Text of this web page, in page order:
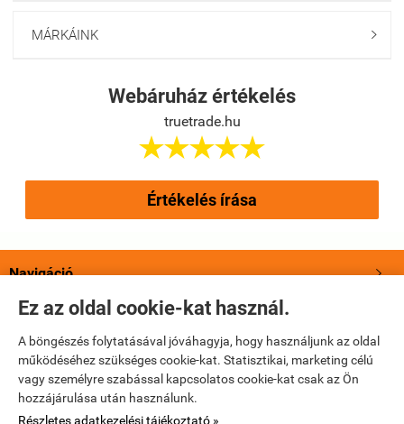
Ez az oldal cookie-kat használ.
A böngészés folytatásával jóváhagyja, hogy használjunk az oldal
működéséhez szükséges cookie-kat. Statisztikai, marketing célú
vagy személyre szabással kapcsolatos cookie-kat csak az Ön
hozzájárulása után használunk.
Részletes adatkezelési tájékoztató »
MÁRKÁINK 
Webáruház értékelés
truetrade.hu

Értékelés írása
Navigáció 
Saját fiók
Bemutatkozás
Elérhetőségek